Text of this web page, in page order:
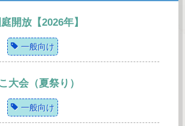
開放【2026年】
一般向け
大会（夏祭り）
一般向け